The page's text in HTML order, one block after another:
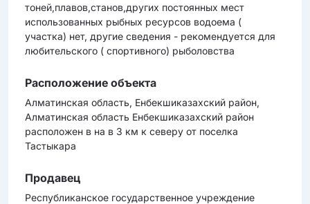
тоней,плавов,станов,других постоянных мест
использованных рыбных ресурсов водоема (
участка) нет, другие сведения - рекомендуется для
любительского ( спортивного) рыболовства
Расположение объекта
Алматинская область, Енбекшиказахский район,
Алматинская область Енбекшиказахский район
расположен в на в 3 км к северу от поселка
Тастыкара
Продавец
Республиканское государственное учреждение